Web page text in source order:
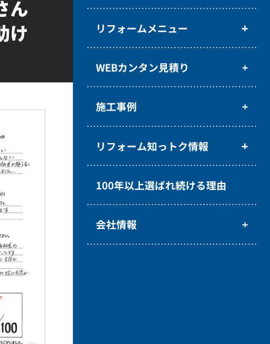
リフォームメニュー
WEBカンタン見積り
施工事例
リフォーム知っトク情報
100年以上選ばれ続ける理由
会社情報
ん
け